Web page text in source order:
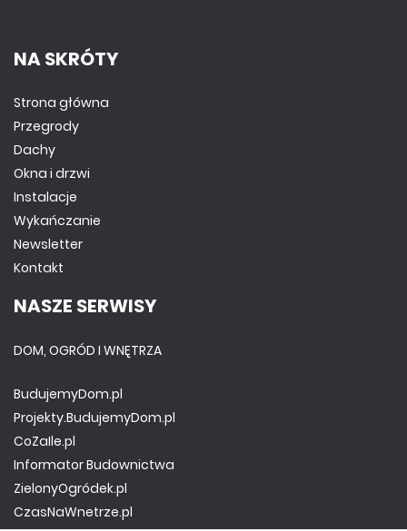
NA SKRÓTY
Strona główna
Przegrody
Dachy
Okna i drzwi
Instalacje
Wykańczanie
Newsletter
Kontakt
NASZE SERWISY
DOM, OGRÓD I WNĘTRZA
BudujemyDom.pl
Projekty.BudujemyDom.pl
CoZaIle.pl
Informator Budownictwa
ZielonyOgródek.pl
CzasNaWnetrze.pl